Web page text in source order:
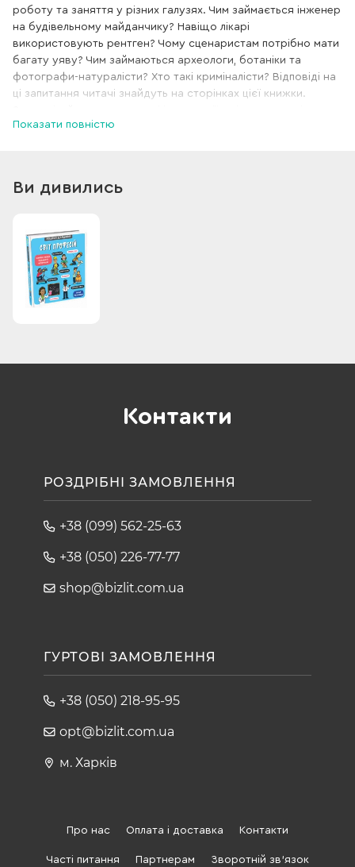
роботу та заняття у різних галузях. Чим займається інженер
на будівельному майданчику? Навіщо лікарі
використовують рентген? Чому сценаристам потрібно мати
багату уяву? Чим займаються археологи, ботаніки та
фотографи-натуралісти? Хто такі криміналісти? Відповіді на
ці запитання читачі знайдуть на сторінках цієї книжки.
елементи-віконечка зроблять першу зустріч зі світом
видання «Моє дивовижне тіло» стало абсолютним
«Динозаври», «Космічний світ», «Підводний світ» та
«Транспорт».
Показати повністю
Ви дивились
Контакти
РОЗДРІБНІ ЗАМОВЛЕННЯ
+38 (099) 562-25-63
+38 (050) 226-77-77
shop@bizlit.com.ua
ГУРТОВІ ЗАМОВЛЕННЯ
+38 (050) 218-95-95
opt@bizlit.com.ua
м. Харків
Про нас Оплата і доставка Контакти
Часті питання Партнерам Зворотній зв'язок